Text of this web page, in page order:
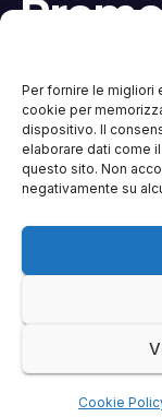
Per fornire le migliori
cookie per
dispositivo. Il
elaborare dati come
questo sito. Non
negativamente su
Cookie
ai
La sua forza
repertorio